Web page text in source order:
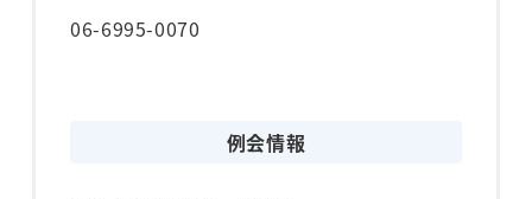
06-6995-0070
例会情報